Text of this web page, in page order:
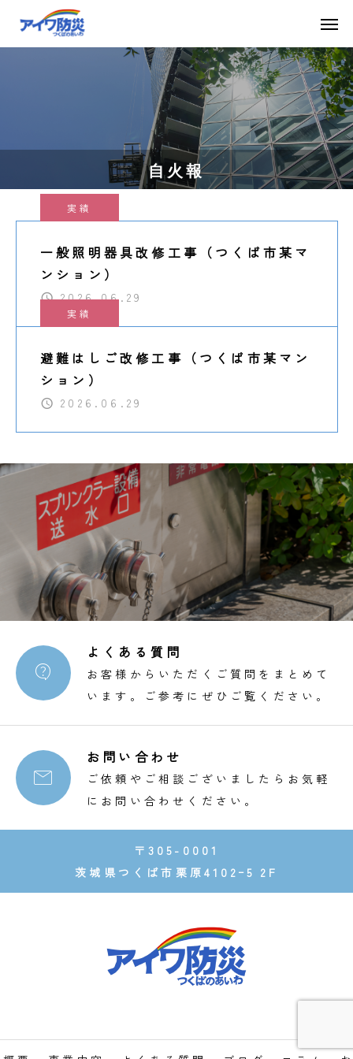
自火報
実績
一般照明器具改修工事（つくば市某マ
ンション）
2026.06.29
実績
避難はしご改修工事（つくば市某マン
ション）
2026.06.29

よくある質問
お客様からいただくご質問をまとめて
います。ご参考にぜひご覧ください。

お問い合わせ
ご依頼やご相談ございましたらお気軽
にお問い合わせください。
〒305-0001
茨城県つくば市栗原4102ｰ5 2F